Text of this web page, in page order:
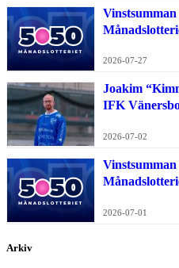
2026-07-27
Joakim
IFK
2026-07-02
2026-07-01
Arkiv